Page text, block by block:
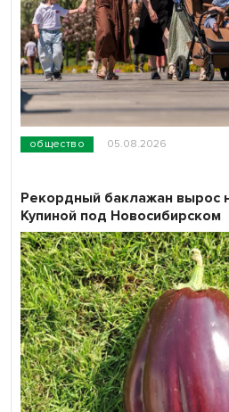
общество 05.08.2026
Рекордный баклажан вырос
Купиной под Новосибирском